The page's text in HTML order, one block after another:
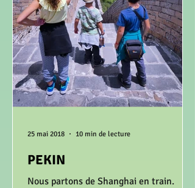
PEKIN
Nous partons de Shanghai en train.
25 mai 2018 10 min de lecture